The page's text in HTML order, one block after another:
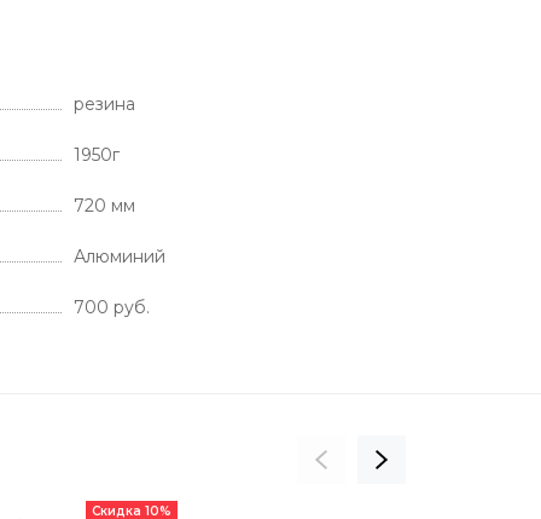
резина
1950г
720 мм
Алюминий
700 руб.
Скидка 10%